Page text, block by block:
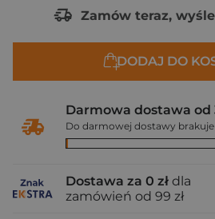
Zamów teraz,
DODAJ DO
Darmowa dostawa od
Do darmowej dostawy brakuje
Dostawa za 0 zł dla
zamówień od 99 zł